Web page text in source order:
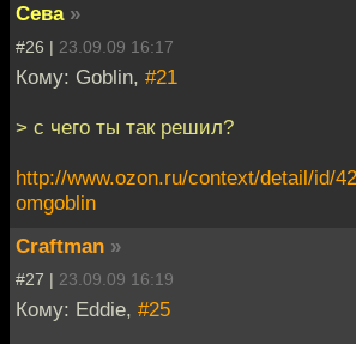
Сева »
#26 | 23.09.09 16:17
Кому: Goblin, #21
> с чего ты так решил?
http://www.ozon.ru/context/detail/id/
omgoblin
Craftman »
#27 | 23.09.09 16:19
Кому: Eddie, #25